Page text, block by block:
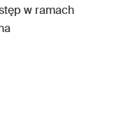
w ramach